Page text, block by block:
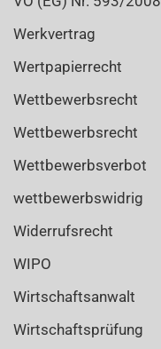
Werkvertrag
Wertpapierrecht
Wettbewerbsrecht
Wettbewerbsrecht
Wettbewerbsverbot
wettbewerbswidrig
Widerrufsrecht
WIPO
Wirtschaftsanwalt
Wirtschaftsprüfung